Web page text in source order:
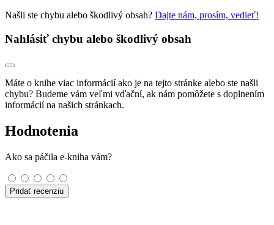
Našli ste chybu alebo škodlivý obsah? Dajte nám, prosím, vedieť!
Nahlásiť chybu alebo škodlivý obsah
Máte o knihe viac informácií ako je na tejto stránke alebo ste našli
chybu? Budeme vám veľmi vďační, ak nám pomôžete s doplnením
informácií na našich stránkach.
Hodnotenia
Ako sa páčila e-kniha vám?
Pridať recenziu